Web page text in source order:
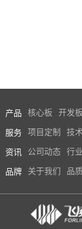
产品 核心板 开发板
服务 项目定制 技
资讯 公司动态 行
品牌 关于我们 品